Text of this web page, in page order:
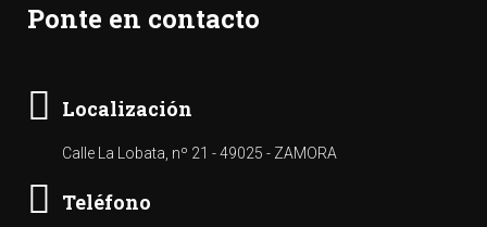
Ponte en contacto
Localización
Calle La Lobata, nº 21 - 49025 - ZAMORA
Teléfono